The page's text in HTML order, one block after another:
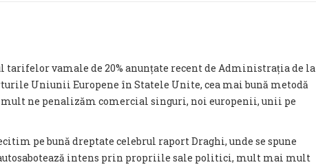
tarifelor vamale de 20% anunțate recent de Administrația de la
Uniunii Europene în Statele Unite, cea mai bună metodă
mult ne penalizăm comercial singuri, noi europenii, unii pe
pe bună dreptate celebrul raport Draghi, unde se spune
autosabotează intens prin propriile sale politici, mult mai mult